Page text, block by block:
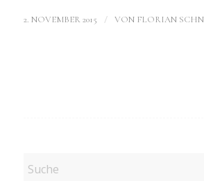
2. NOVEMBER 2015 / VON FLORIAN